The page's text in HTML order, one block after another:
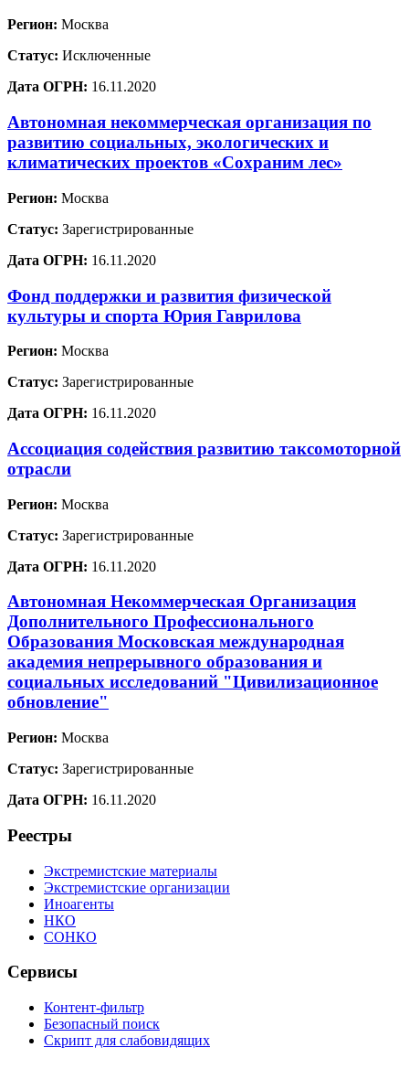
Регион: Москва
Статус: Исключенные
Дата ОГРН: 16.11.2020
Автономная некоммерческая организация по
развитию социальных, экологических и
климатических проектов «Сохраним лес»
Регион: Москва
Статус: Зарегистрированные
Дата ОГРН: 16.11.2020
Фонд поддержки и развития физической
культуры и спорта Юрия Гаврилова
Регион: Москва
Статус: Зарегистрированные
Дата ОГРН: 16.11.2020
Ассоциация содействия развитию таксомоторной
отрасли
Регион: Москва
Статус: Зарегистрированные
Дата ОГРН: 16.11.2020
Автономная Некоммерческая Организация
Дополнительного Профессионального
Образования Московская международная
академия непрерывного образования и
социальных исследований "Цивилизационное
обновление"
Регион: Москва
Статус: Зарегистрированные
Дата ОГРН: 16.11.2020
Реестры
Экстремистские материалы
Экстремистские организации
Иноагенты
НКО
СОНКО
Сервисы
Контент-фильтр
Безопасный поиск
Скрипт для слабовидящих